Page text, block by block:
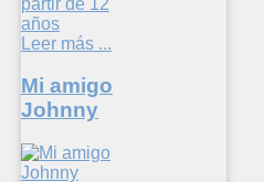
años
Leer más ...
Mi amigo
Johnny